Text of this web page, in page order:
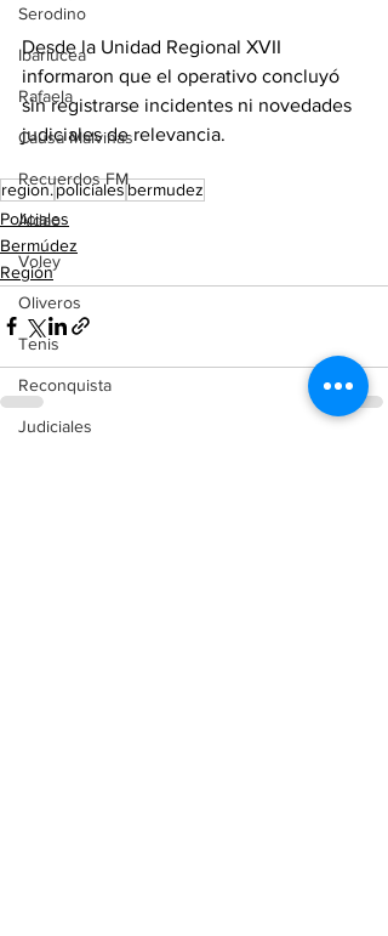
Serodino
Ibarlucea
Rafaela
Causa Malvinas
Recuerdos FM
Aldao
Voley
Oliveros
Tenis
Reconquista
Judiciales
Desde la Unidad Regional XVII
informaron que el operativo concluyó
sin registrarse incidentes ni novedades
judiciales de relevancia.
region.policialesbermudez
Policiales
Bermúdez
Región